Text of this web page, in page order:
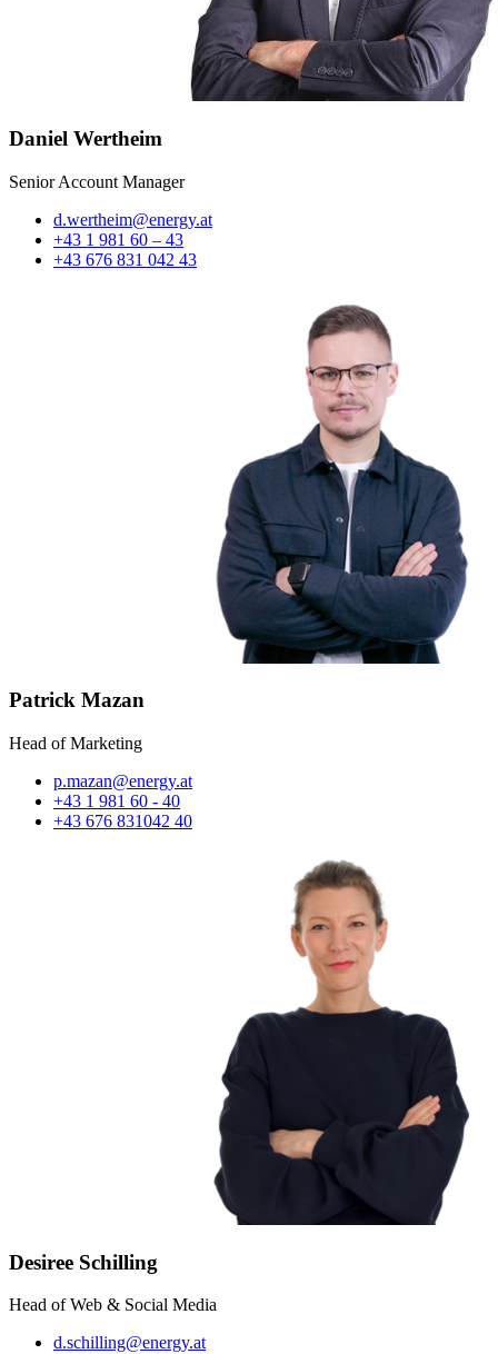
Daniel Wertheim
Senior Account Manager
d.wertheim@energy.at
+43 1 981 60 – 43
+43 676 831 042 43
Patrick Mazan
Head of Marketing
p.mazan@energy.at
+43 1 981 60 - 40
+43 676 831042 40
Desiree Schilling
Head of Web & Social Media
d.schilling@energy.at